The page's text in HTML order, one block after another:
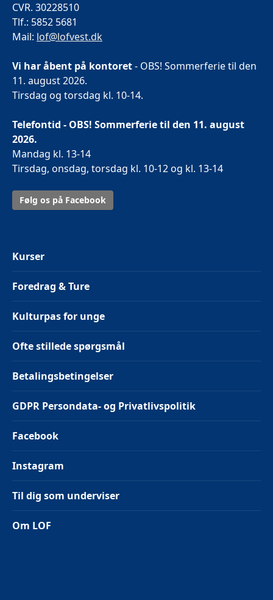
CVR. 30228510
Tlf.: 5852 5681
Mail: lof@lofvest.dk
Vi har åbent på kontoret- OBS! Sommerferie til den
11. august 2026.
Tirsdag og torsdag kl. 10-14.
Telefontid - OBS! Sommerferie til den 11. august
2026.
Mandag kl. 13-14
Tirsdag, onsdag, torsdag kl. 10-12 og kl. 13-14
Følg os på Facebook
Kurser
Foredrag & Ture
Kulturpas for unge
Ofte stillede spørgsmål
Betalingsbetingelser
GDPR Persondata- og Privatlivspolitik
Facebook
Instagram
Til dig som underviser
Om LOF